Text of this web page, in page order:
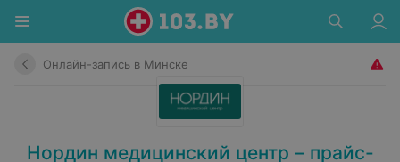
Онлайн-запись в Минске
Нордин медицинский центр – прайс-